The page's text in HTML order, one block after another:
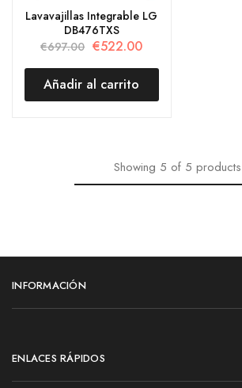
Lavavajillas Integrable LG
DB476TXS
€697.00 €522.00
Añadir al carrito
Showing 5 of 5 products
INFORMACIÓN
ENLACES RÁPIDOS